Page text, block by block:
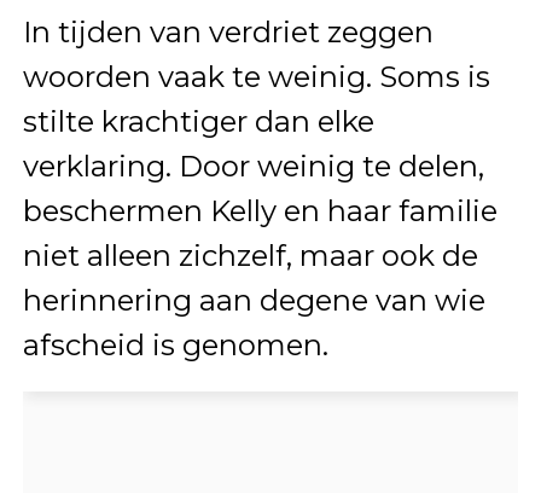
In tijden van verdriet zeggen
woorden vaak te weinig. Soms is
stilte krachtiger dan elke
verklaring. Door weinig te delen,
beschermen Kelly en haar familie
niet alleen zichzelf, maar ook de
herinnering aan degene van wie
afscheid is genomen.